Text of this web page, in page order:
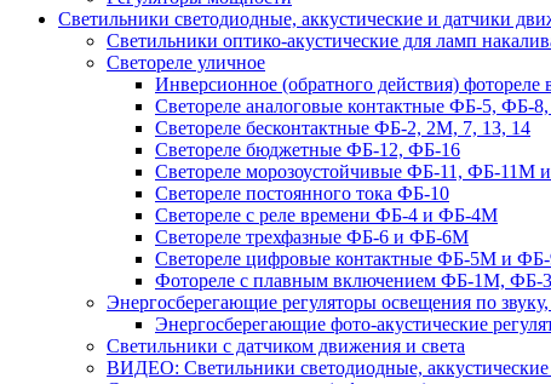
Светильники светодиодные, аккустические и датчики
Светильники оптико-акустические для ламп
Светореле уличное
Инверсионное (обратного действия) фотореле
Светореле аналоговые контактные ФБ-5, ФБ-
Светореле бесконтактные ФБ-2, 2М, 7, 13, 14
Светореле бюджетные ФБ-12, ФБ-16
Светореле морозоустойчивые ФБ-11, ФБ-11М
Светореле постоянного тока ФБ-10
Светореле с реле времени ФБ-4 и ФБ-4М
Светореле трехфазные ФБ-6 и ФБ-6М
Светореле цифровые контактные ФБ-5М и
Фотореле с плавным включением ФБ-1М,
Энергосберегающие регуляторы освещения по
Энергосберегающие фото-акустические
Светильники с датчиком движения и света
ВИДЕО: Светильники светодиодные, аккустические